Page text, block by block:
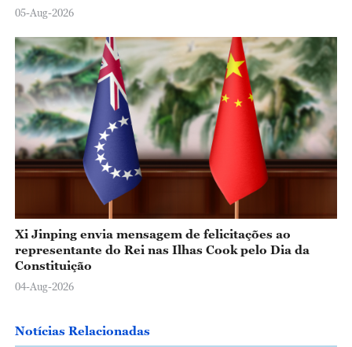
05-Aug-2026
Xi Jinping envia mensagem de felicitações ao
representante do Rei nas Ilhas Cook pelo Dia da
Constituição
04-Aug-2026
Notícias Relacionadas